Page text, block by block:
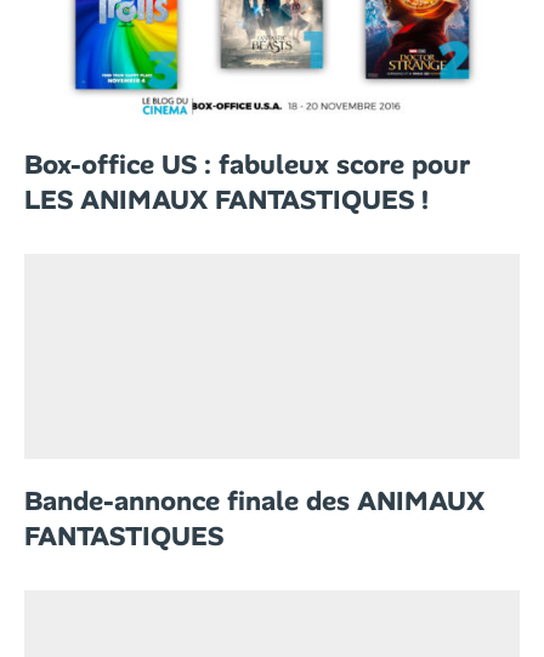
Box-office US : fabuleux score pour
LES ANIMAUX FANTASTIQUES !
Bande-annonce finale des ANIMAUX
FANTASTIQUES